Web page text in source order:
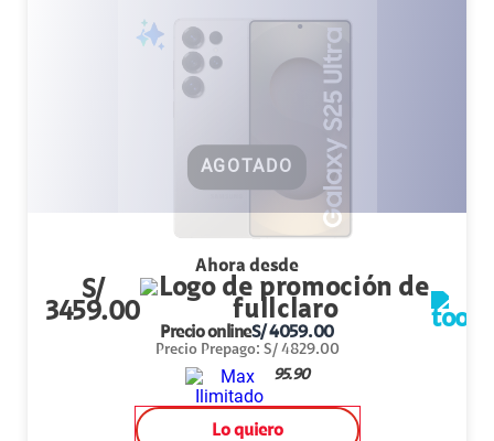
AGOTADO
Ahora desde
S/
3459.00
Precio onlineS/4059.00
Precio Prepago: S/ 4829.00
95.90
Lo quiero